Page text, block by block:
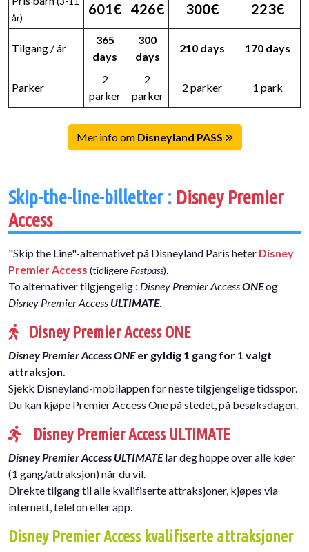
år)
601€ 426€ 300€ 223€
Tilgang / år
365
days
300
days
210 days 170 days
Parker
2
parker
2
parker
2 parker 1 park
Mer info om Disneyland PASS
Skip-the-line-billetter : Disney Premier
Access
"Skip the Line"-alternativet på Disneyland Paris heter Disney
Premier Access (tidligereFastpass).
To alternativer tilgjengelig : Disney Premier AccessONEog
Disney Premier Access ULTIMATE.
Disney Premier Access ONE
Disney Premier Access ONEer gyldig 1 gang for 1 valgt
attraksjon.
Sjekk Disneyland-mobilappen for neste tilgjengelige tidsspor.
Du kan kjøpe Premier Access One på stedet, på besøksdagen.
Disney Premier Access ULTIMATE
Disney Premier Access ULTIMATElar deg hoppe over alle køer
(1 gang/attraksjon) når du vil.
Direkte tilgang til alle kvalifiserte attraksjoner, kjøpes via
internett, telefon eller app.
Disney Premier Access kvalifiserte attraksjoner